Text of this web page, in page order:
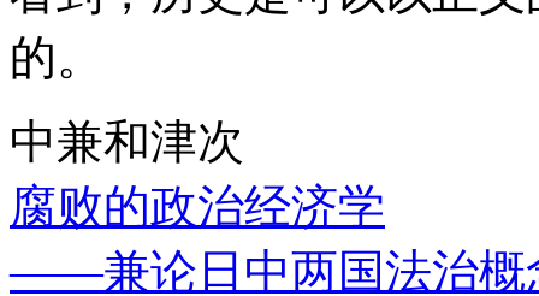
的。
中兼和津次
腐败的政治经济学
——兼论日中两国法治概